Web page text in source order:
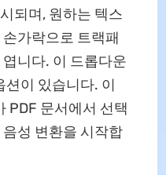
되며, 원하는 텍스
가락으로 트랙패
니다. 이 드롭다운
션이 있습니다. 이
PDF 문서에서 선택
성 변환을 시작합